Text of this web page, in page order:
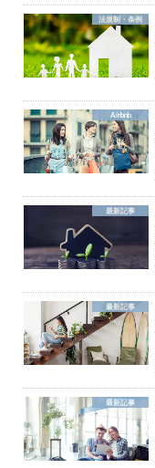
法規制・条例
Airbnb
最新記事
最新記事
最新記事